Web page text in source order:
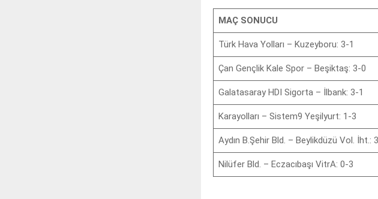
MAÇ SONUCU
Türk Hava Yolları – Kuzeyboru: 3-1
Çan Gençlik Kale Spor – Beşiktaş: 3-0
Galatasaray HDI Sigorta – İlbank: 3-1
Karayolları – Sistem9 Yeşilyurt: 1-3
Aydın B.Şehir Bld. – Beylikdüzü Vol. İht.:
Nilüfer Bld. – Eczacıbaşı VitrA: 0-3